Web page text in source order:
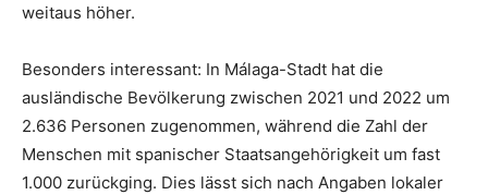
weitaus höher.
Besonders interessant: In Málaga-Stadt hat die
ausländische Bevölkerung zwischen 2021 und 2022 um
2.636 Personen zugenommen, während die Zahl der
Menschen mit spanischer Staatsangehörigkeit um fast
1.000 zurückging. Dies lässt sich nach Angaben lokaler